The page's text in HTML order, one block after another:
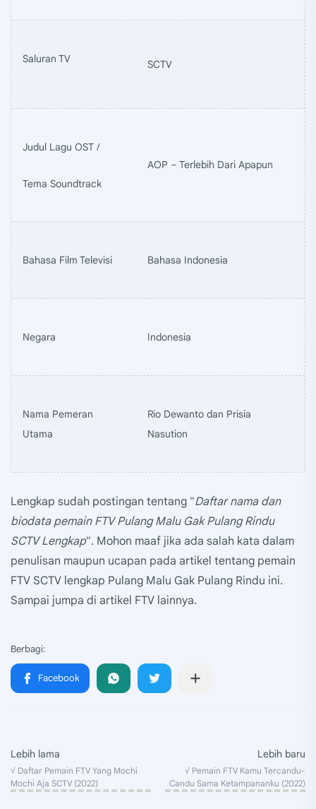
Saluran TV SCTV
Judul Lagu OST /
Tema Soundtrack
AOP – Terlebih Dari Apapun
Bahasa Film Televisi Bahasa Indonesia
Negara Indonesia
Nama Pemeran
Utama
Rio Dewanto dan Prisia
Nasution
Lengkap sudah postingan tentang "Daftar nama dan
biodata pemain FTV Pulang Malu Gak Pulang Rindu
SCTV Lengkap". Mohon maaf jika ada salah kata dalam
penulisan maupun ucapan pada artikel tentang pemain
FTV SCTV lengkap Pulang Malu Gak Pulang Rindu ini.
Sampai jumpa di artikel FTV lainnya.